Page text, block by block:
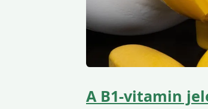
A B1-vitamin